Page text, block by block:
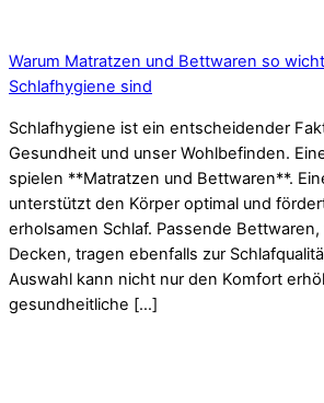
Warum Matratzen und Bettwaren so
Schlafhygiene sind
Schlafhygiene ist ein entscheidender
Gesundheit und unser Wohlbefinden.
spielen **Matratzen und Bettwaren**.
unterstützt den Körper optimal und
erholsamen Schlaf. Passende
Decken, tragen ebenfalls zur
Auswahl kann nicht nur den Komfort
gesundheitliche […]